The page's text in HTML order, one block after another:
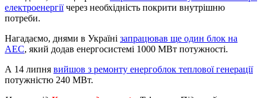
електроенергіїчерез необхідність покрити внутрішню
потреби.
Нагадаємо, днями в Україні запрацював ще один блок на
АЕС, який додав енергосистемі 1000 МВт потужності.
А 14 липня вийшов з ремонту енергоблок теплової генерації
потужністю 240 МВт.